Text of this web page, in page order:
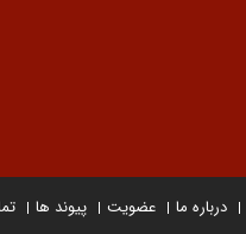
درباره ما عضویت پیوند ها